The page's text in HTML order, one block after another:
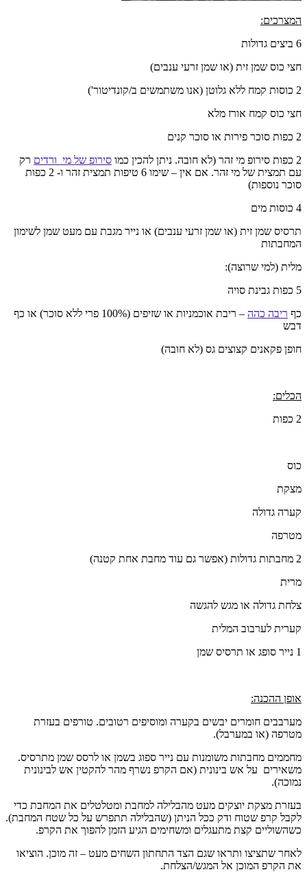
המצרכים:
6 ביצים גדולות
חצי כוס שמן זית (או שמן זרעי ענבים)
2 כוסות קמח ללא גלוטן (אנו משתמשים ב/קונדיטור')
חצי כוס קמח אורז מלא
2 כפות סוכר פירות או סוכר קנים
2 כפות סירופ מי זהר (לא חובה. ניתן להכין כמו
סירופ של מי ורדים רק
עם תמצית של מי זהר. אם אין – שימו 6 טיפות תמצית זהר ו- 2 כפות
סוכר נוספות)
4 כוסות מים
תרסיס שמן זית (או שמן זרעי ענבים) או נייר מגבת עם מעט שמן לשימון
המחבתות
מלית (למי שרוצה):
5 כפות גבינת סויה
כף ריבה כהה
– ריבת אוכמניות או שזיפים (100% פרי ללא סוכר) או כף
דבש
חופן פקאנים קצוצים גס (לא חובה)
הכלים:
2 כפות
כוס
מצקת
קערה גדולה
מטרפה
2 מחבתות גדולות (אפשר גם עוד מחבת אחת קטנה)
מרית
צלחת גדולה או מגש להגשה
קערית לערבוב המלית
1 נייר סופג או תרסיס שמן
אופן ההכנה:
מערבבים חומרים יבשים בקערה ומוסיפים רטובים. טורפים בעזרת
מטרפה (או במערבל).
מחממים מחבתות משומנות עם נייר ספוג בשמן או לרסס שמן מתרסיס.
משאירים על אש בינונית (אם הקרפ נשרף מהר להקטין אש לבינונית
נמוכה).
בעזרת מצקת יוצקים מעט מהבלילה למחבת ומטלטלים את המחבת כדי
לקבל קרפ שטוח ודק ככל הניתן (שהבלילה תתפרש על כל שטח המחבת).
כשהשוליים קצת מתעגלים ומשחימים הגיע הזמן להפוך את הקרפ.
לאחר שתציצו ותראו שגם הצד התחתון השחים מעט – זה מוכן. הוציאו
את הקרפ המוכן אל המגש/הצלחת.